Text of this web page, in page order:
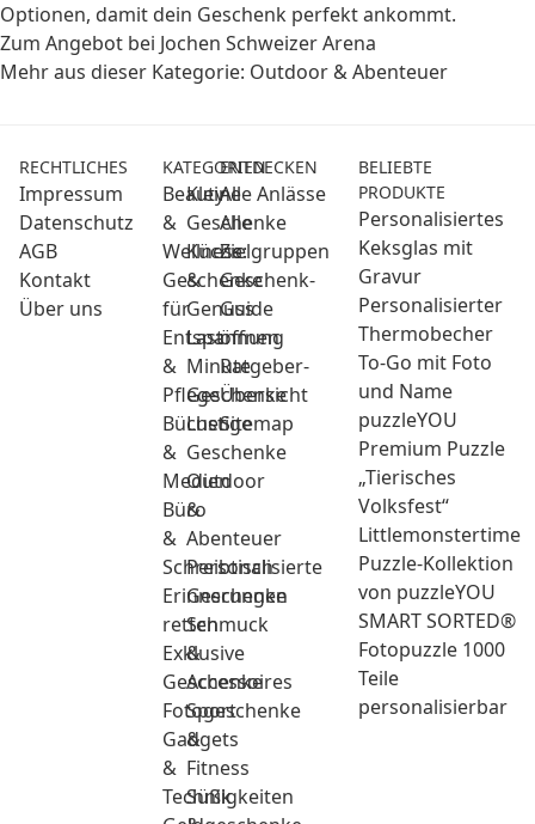
Optionen, damit dein Geschenk perfekt ankommt.
Zum Angebot bei Jochen Schweizer Arena
Mehr aus dieser Kategorie: Outdoor & Abenteuer
RECHTLICHES
Impressum
Datenschutz
AGB
Kontakt
Über uns
KATEGORIEN
Beauty
&
Wellness:
Geschenke
für
Entspannung
&
Pflege
Bücher
&
Medien
Büro
&
Schreibtisch
Erinnerungen
retten
Exklusive
Geschenke
Fotogeschenke
Gadgets
&
Technik
Kleine
Geschenke
Küche
&
Genuss
Last
Minute
Geschenke
Lustige
Geschenke
Outdoor
&
Abenteuer
Personalisierte
Geschenke
Schmuck
&
Accessoires
Sport
&
Fitness
Süßigkeiten
ENTDECKEN
Alle Anlässe
Alle
Zielgruppen
Geschenk-
Guide
öffnen
Ratgeber-
Übersicht
Sitemap
BELIEBTE
PRODUKTE
Personalisiertes
Keksglas mit
Gravur
Personalisierter
Thermobecher
To-Go mit Foto
und Name
puzzleYOU
Premium Puzzle
„Tierisches
Volksfest“
Littlemonstertime
Puzzle-Kollektion
von puzzleYOU
SMART SORTED®
Fotopuzzle 1000
Teile
personalisierbar